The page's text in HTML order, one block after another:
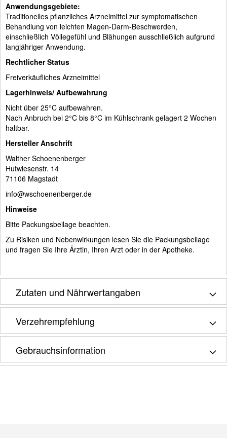
Anwendungsgebiete:
Traditionelles pflanzliches Arzneimittel zur symptomatischen
Behandlung von leichten Magen-Darm-Beschwerden,
einschließlich Völlegefühl und Blähungen ausschließlich aufgrund
langjähriger Anwendung.
Rechtlicher Status
Freiverkäufliches Arzneimittel
Lagerhinweis/ Aufbewahrung
Nicht über 25°C aufbewahren.
Nach Anbruch bei 2°C bis 8°C im Kühlschrank gelagert 2 Wochen
haltbar.
Hersteller Anschrift
Walther Schoenenberger
Hutwiesenstr. 14
71106 Magstadt
info@wschoenenberger.de
Hinweise
Bitte Packungsbeilage beachten.
Zu Risiken und Nebenwirkungen lesen Sie die Packungsbeilage
und fragen Sie Ihre Ärztin, Ihren Arzt oder in der Apotheke.
Zutaten und Nährwertangaben
Verzehrempfehlung
Gebrauchsinformation